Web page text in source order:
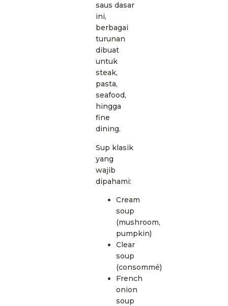
saus dasar
ini,
berbagai
turunan
dibuat
untuk
steak,
pasta,
seafood,
hingga
fine
dining.
Sup klasik
yang
wajib
dipahami:
Cream
soup
(mushroom,
pumpkin)
Clear
soup
(consommé)
French
onion
soup